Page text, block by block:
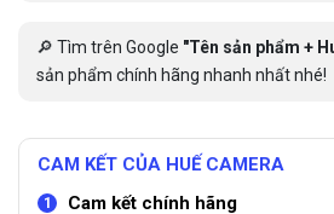
🔎 Tìm trên Google "Tên sản phẩm +
sản phẩm chính hãng nhanh nhất nhé!
CAM KẾT CỦA HUẾ CAMERA
Cam kết chính hãng